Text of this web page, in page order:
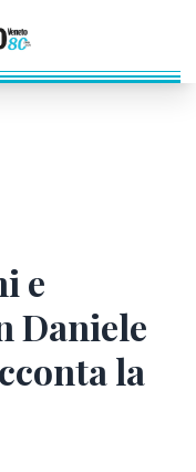
e
Daniele
la